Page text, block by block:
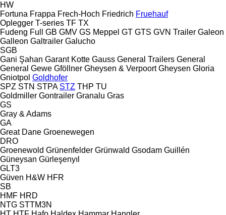
HW
Fortuna Frappa Frech-Hoch Friedrich Fruehauf
Oplegger T-series TF TX
Fudeng Full GB GMV GS Meppel GT GTS GVN Trailer Galeon
Galleon Galtrailer Galucho
SGB
Gani Şahan Garant Kotte Gauss General Trailers General
General Gewe Gföllner Gheysen & Verpoort Gheysen Gloria
Gniotpol Goldhofer
SPZ STN STPA STZ THP TU
Goldmiller Gontrailer Granalu Gras
GS
Gray & Adams
GA
Great Dane Groenewegen
DRO
Groenewold Grünenfelder Grünwald Gsodam Guillén
Güneysan Gürleşenyıl
GLT3
Güven H&W HFR
SB
HMF HRD
NTG STTM3N